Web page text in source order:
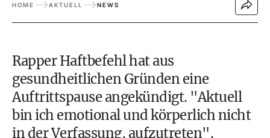
HOME AKTUELL NEWS
Rapper Haftbefehl hat aus
gesundheitlichen Gründen eine
Auftrittspause angekündigt. "Aktuell
bin ich emotional und körperlich nicht
in der Verfassung, aufzutreten",